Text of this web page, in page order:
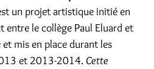
un projet artistique initié en
le collège Paul Eluard et
mis en place durant les
et 2013-2014. Cette